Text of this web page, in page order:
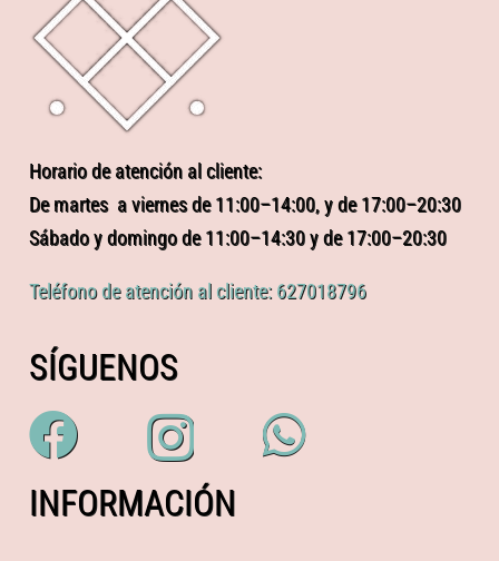
Horario de atención al cliente:
De martes a viernes de 11:00–14:00, y de 17:00–20:30
Sábado y domingo de 11:00–14:30 y de 17:00–20:30
Teléfono de atención al cliente: 627018796
SÍGUENOS
INFORMACIÓN